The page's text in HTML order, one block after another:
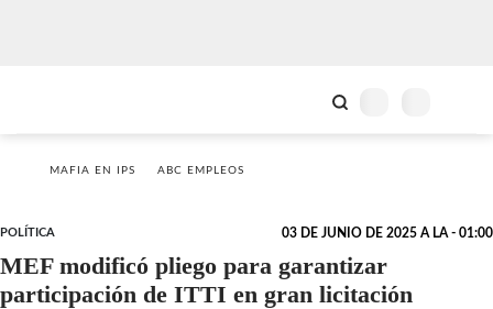
MAFIA EN IPS ABC EMPLEOS
POLÍTICA 03 DE JUNIO DE 2025 A LA - 01:00
MEF modificó pliego para garantizar
participación de ITTI en gran licitación